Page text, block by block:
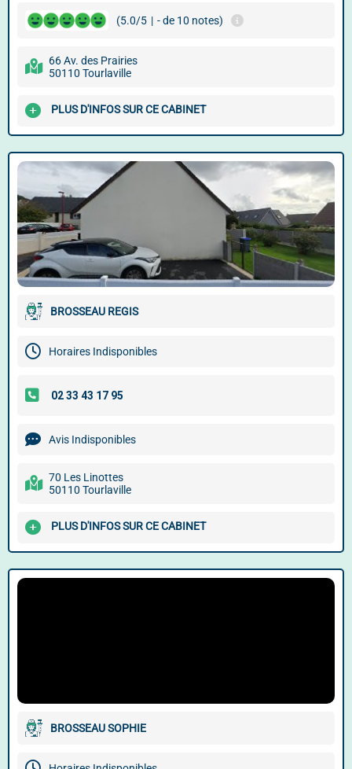
(5.0/5 | - de 10 notes)
66 Av. des Prairies
50110 Tourlaville
PLUS D'INFOS SUR CE CABINET
BROSSEAU REGIS
Horaires Indisponibles
Avis Indisponibles
70 Les Linottes
50110 Tourlaville
PLUS D'INFOS SUR CE CABINET
BROSSEAU SOPHIE